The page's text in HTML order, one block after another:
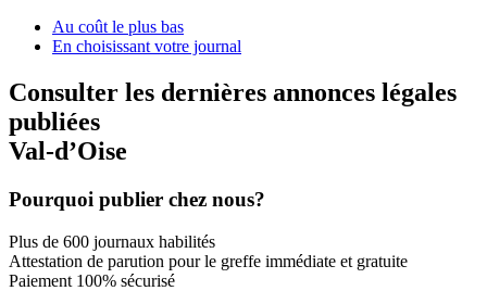
Au coût le plus bas
En choisissant votre journal
Consulter les dernières annonces légales
publiées
Val-d’Oise
Pourquoi publier chez nous?
Plus de 600 journaux habilités
Attestation de parution pour le greffe immédiate et gratuite
Paiement 100% sécurisé